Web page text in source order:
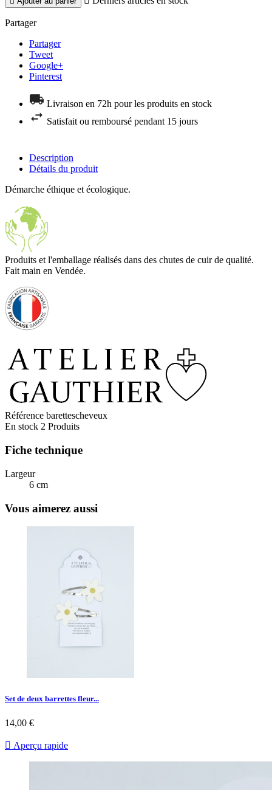
Partager
Partager
Tweet
Google+
Pinterest
Livraison en 72h pour les produits en stock
Satisfait ou remboursé pendant 15 jours
Description
Détails du produit
Démarche éthique et écologique.
Produits et l'emballage réalisés dans des chutes de cuir de qualité.
Fait main en Vendée.
Référence barettescheveux
En stock 2 Produits
Fiche technique
Largeur
6 cm
Vous aimerez aussi
Set de deux barrettes fleur...
14,00 €
 Aperçu rapide